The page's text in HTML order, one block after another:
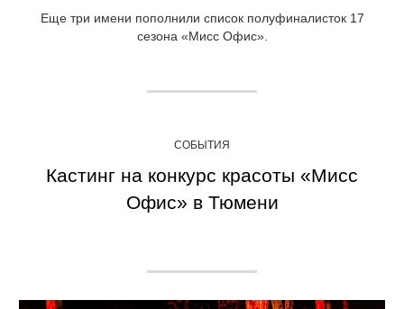
Еще три имени пополнили список полуфиналисток 17
сезона «Мисс Офис».
СОБЫТИЯ
Кастинг на конкурс красоты «Мисс
Офис» в Тюмени